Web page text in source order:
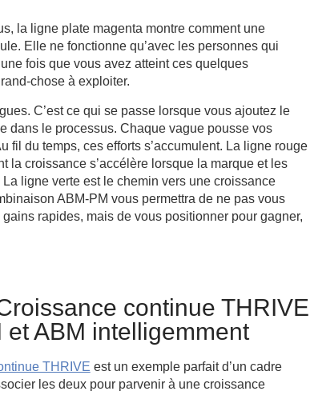
la ligne plate magenta montre comment une
Elle ne fonctionne qu’avec les personnes qui
fois que vous avez atteint ces quelques
chose à exploiter.
C’est ce qui se passe lorsque vous ajoutez le
dans le processus. Chaque vague pousse vos
fil du temps, ces efforts s’accumulent. La ligne rouge
la croissance s’accélère lorsque la marque et les
ligne verte est le chemin vers une croissance
ABM-PM vous permettra de ne pas vous
rapides, mais de vous positionner pour gagner,
continue THRIVE
et ABM intelligemment
THRIVE est un exemple parfait d’un cadre
les deux pour parvenir à une croissance